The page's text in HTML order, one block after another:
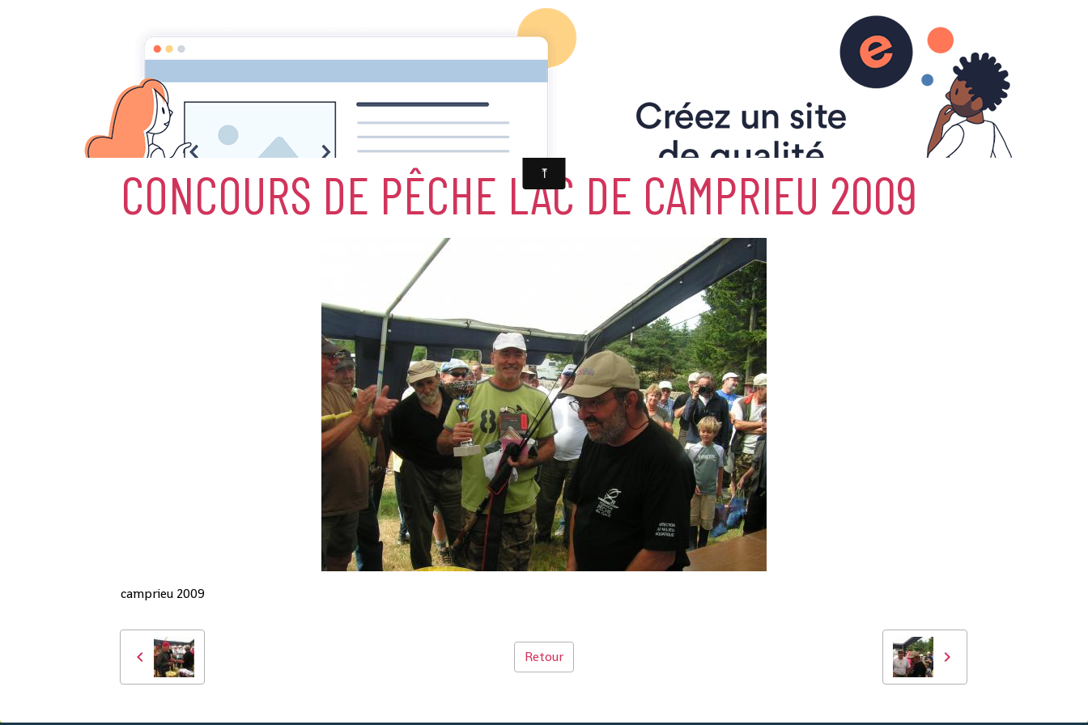
Accueil Album photos Promotion de la pêche camprieu 2009 Concours de pêche lac de camprieu 2009
CONCOURS DE PÊCHE LAC DE CAMPRIEU 2009
camprieu 2009
Retour